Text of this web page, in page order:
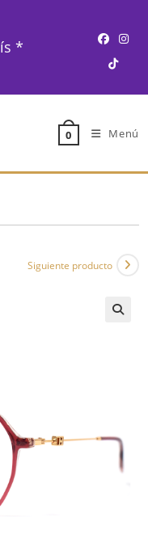
*
0 Menú
Siguiente producto